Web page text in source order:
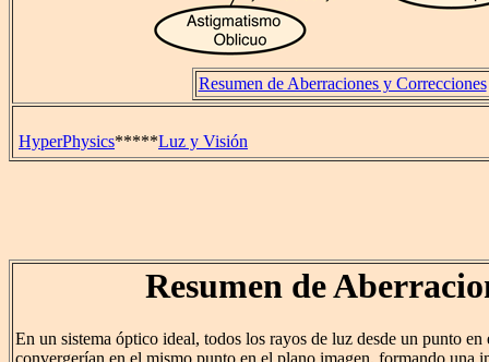
Resumen de Aberraciones y Correcciones
HyperPhysics*****Luz y Visión
Resumen de
En un sistema óptico ideal, todos los rayos de luz desde un punto